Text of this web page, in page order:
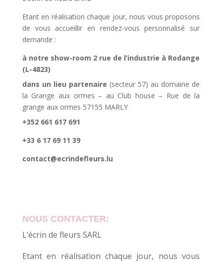
Etant en réalisation chaque jour, nous vous proposons
de vous accueillir en rendez-vous personnalisé sur
demande :
à notre show-room 2 rue de l’industrie à Rodange
(L-4823)
dans un lieu partenaire (secteur 57) au domaine de
la Grange aux ormes – au Club house – Rue de la
grange aux ormes 57155 MARLY
+352 661 617 691
+33 6 17 69 11 39
contact@ecrindefleurs.lu
NOUS CONTACTER:
L’écrin de fleurs SARL
Etant en réalisation chaque jour, nous vous